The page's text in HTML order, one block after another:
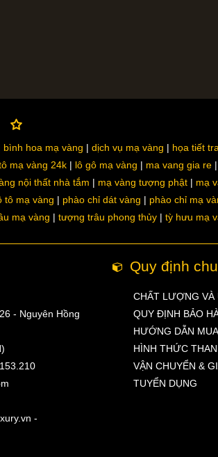
bình hoa mạ vàng dịch vụ mạ vàng họa tiết
mạ vàng 24k lô gô mạ vàng ma vang gia re
nội thất nhà tắm mạ vàng tượng phật mạ
tô mạ vàng phào chỉ dát vàng phào chỉ mạ
mạ vàng tượng trâu phong thủy tỳ hưu mạ
- Nguyên Hồng
-
Quy định
CHẤT LƯỢNG VÀ
QUY ĐỊNH BẢO
HƯỚNG DẪN
HÌNH THỨC
VẬN CHUYỂN &
TUYỂN DỤNG